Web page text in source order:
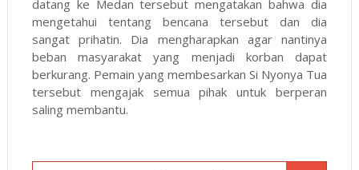
datang ke Medan tersebut mengatakan bahwa dia
mengetahui tentang bencana tersebut dan dia
sangat prihatin. Dia mengharapkan agar nantinya
beban masyarakat yang menjadi korban dapat
berkurang. Pemain yang membesarkan Si Nyonya Tua
tersebut mengajak semua pihak untuk berperan
saling membantu.